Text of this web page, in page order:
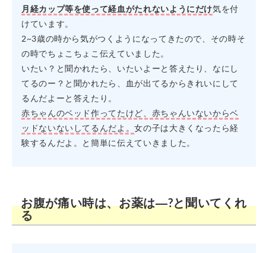
月経カップ等を使って経血がたれないようにだけ気を付
けています。
2~3歳の時から気がつくようになってきたので、その時そ
の時でちょこちょこ伝えていました。
いたい？と聞かれたら、いたいよーと答えたり、なにし
てるのー？と聞かれたら、血が出てるからきれいにして
るんだよーと答えたり。
赤ちゃんのベッド作ってたけど、赤ちゃんいないからベ
ッドないないしてるんだよ。女の子は大きくなったら経
験するんだよ。と簡単に伝えていきました。
お腹が痛い時は、お薬は―?と聞いてくれ
る